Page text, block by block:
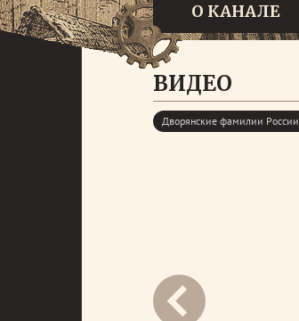
О КАНАЛЕ
ВИДЕО
Дворянские фамилии России